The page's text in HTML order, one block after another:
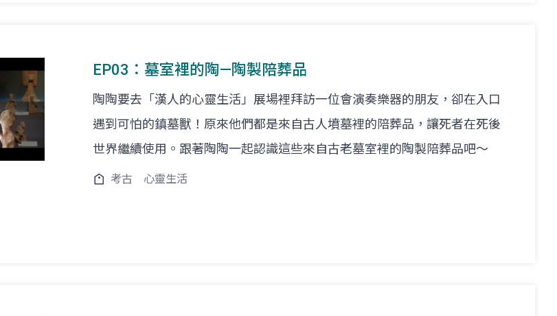
EP03：墓室裡的陶—陶製陪葬品
陶陶要去「漢人的心靈生活」展場裡拜訪一位會演奏樂器的朋友，卻在入口
遇到可怕的鎮墓獸！原來他們都是來自古人墳墓裡的陪葬品，讓死者在死後
世界繼續使用。跟著陶陶一起認識這些來自古老墓室裡的陶製陪葬品吧～
考古 心靈生活